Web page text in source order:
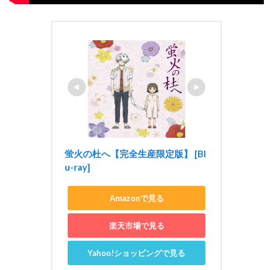
蛍火の杜へ【完全生産限定版】 [Bl
u-ray]
Amazonで見る
楽天市場で見る
Yahoo!ショッピングで見る